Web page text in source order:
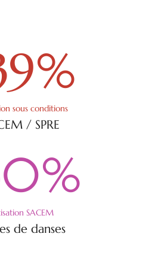
%
sous conditions
/ SPRE
%
SACEM
de danses